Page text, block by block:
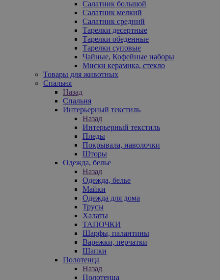
Салатник большой
Салатник мелкий
Салатник средний
Тарелки десертные
Тарелки обеденные
Тарелки суповые
Чайные, Кофейные наборы
Миски керамика, стекло
Товары для животных
Спальня
Назад
Спальня
Интерьерный текстиль
Назад
Интерьерный текстиль
Пледы
Покрывала, наволочки
Шторы
Одежда, белье
Назад
Одежда, белье
Майки
Одежда для дома
Трусы
Халаты
ТАПОЧКИ
Шарфы, палантины
Варежки, перчатки
Шапки
Полотенца
Назад
Полотенца